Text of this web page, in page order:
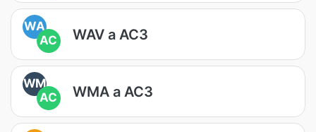
WA
AC
WAV a AC3
WM
AC
WMA a AC3